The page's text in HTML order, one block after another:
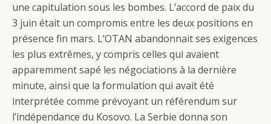
une capitulation sous les bombes. L’accord de paix du
3 juin était un compromis entre les deux positions en
présence fin mars. L’OTAN abandonnait ses exigences
les plus extrêmes, y compris celles qui avaient
apparemment sapé les négociations à la dernière
minute, ainsi que la formulation qui avait été
interprétée comme prévoyant un référendum sur
l’indépendance du Kosovo. La Serbie donna son